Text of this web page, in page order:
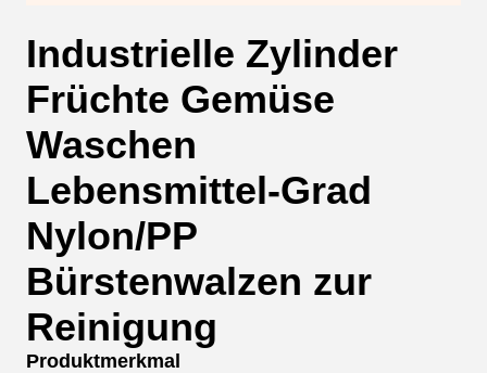
Industrielle Zylinder
Früchte Gemüse
Waschen
Lebensmittel-Grad
Nylon/PP
Bürstenwalzen zur
Reinigung
Produktmerkmal